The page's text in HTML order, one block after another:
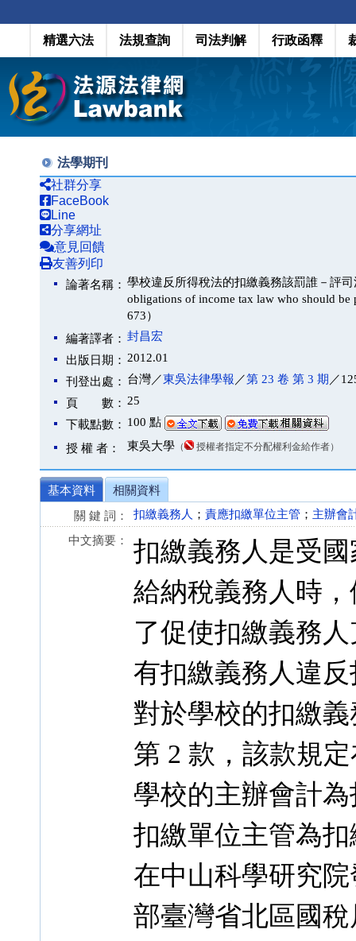
精選六法 法規查詢 司法判解 行政函釋
法學期刊
社群分享
FaceBook
Line
分享網址
意見回饋
友善列印
論著名稱： 學校違反所得稅法的扣繳義務該罰誰－評
obligations of income tax law who should
673）
編著譯者： 封昌宏
出版日期： 2012.01
刊登出處： 台灣／東吳法律學報 ／第 23 卷 第 3 期 ／
頁 數： 25
下載點數： 100 點
授 權 者： 東吳大學 （ 授權者指定不分配權利金給作者）
基本資料
相關資料
關 鍵 詞：
扣繳義務人 ； 責應扣繳單位主管 ； 主辦會
中文摘要：
扣繳義務人是受
給納稅義務人時
了促使扣繳義務
有扣繳義務人違
對於學校的扣繳
第 2 款，該款規
學校的主辦會計
扣繳單位主管為
在中山科學研究
部臺灣省北區國